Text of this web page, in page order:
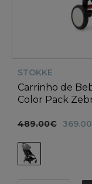
STOKKE
Carrinho de
Color Pack
489.00€